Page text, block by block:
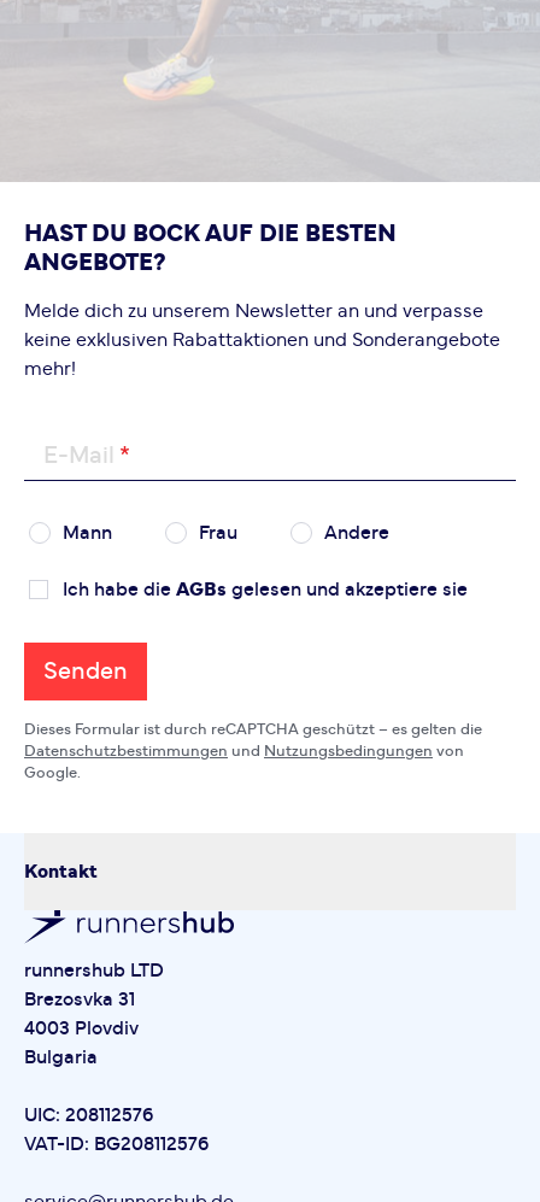
HAST DU BOCK AUF DIE BESTEN
ANGEBOTE?
Melde dich zu unserem Newsletter an und verpasse
keine exklusiven Rabattaktionen und Sonderangebote
mehr!
E-Mail
Mann Frau Andere
Ich habe die AGBs gelesen und akzeptiere sie
Senden
Dieses Formular ist durch reCAPTCHA geschützt – es gelten die
Datenschutzbestimmungen und Nutzungsbedingungen von
Google.
Kontakt
runnershub LTD
Brezosvka 31
4003 Plovdiv
Bulgaria
UIC: 208112576
VAT-ID: BG208112576